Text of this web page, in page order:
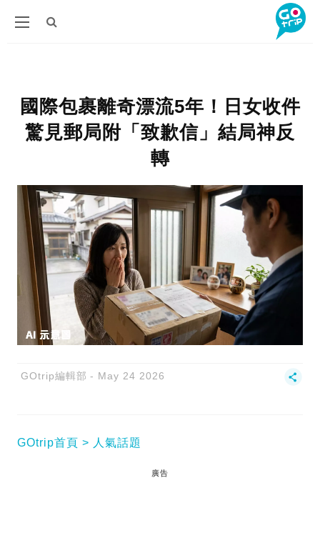
國際包裹離奇漂流5年！日女收件
驚見郵局附「致歉信」結局神反
轉
GOtrip編輯部 May 24 2026
GOtrip首頁 人氣話題
廣告